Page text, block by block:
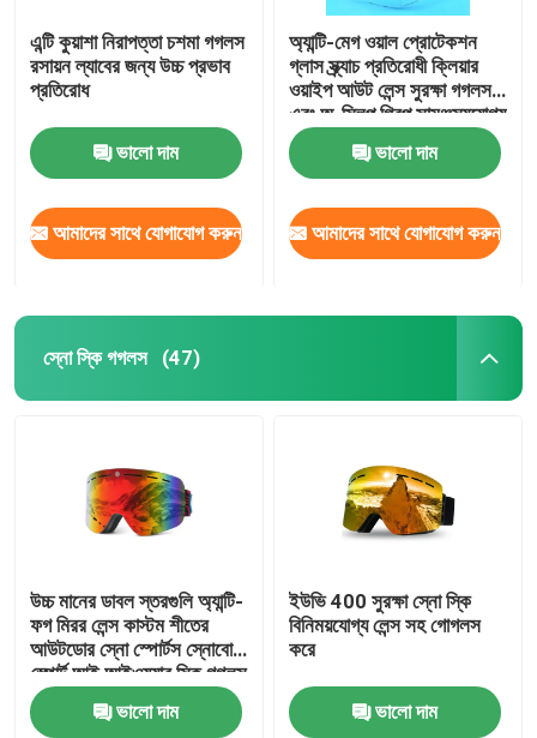
এন্টি কুয়াশা নিরাপত্তা চশমা গগলস
রসায়ন ল্যাবের জন্য উচ্চ প্রভাব
প্রতিরোধ
ভালো দাম
আমাদের সাথে যোগাযোগ করুন
অ্যান্টি-মেগ ওয়াল প্রোটেকশন
গ্লাস স্ক্র্যাচ প্রতিরোধী ক্লিয়ার
ওয়াইপ আউট লেন্স সুরক্ষা গগলস
এবং অ-স্লিপ গ্রিপ সামঞ্জস্যযোগ্য
মন্দির ল্যাব গগলস
ভালো দাম
আমাদের সাথে যোগাযোগ করুন
স্নো স্কি গগলস (47)
উচ্চ মানের ডাবল স্তরগুলি অ্যান্টি-
ফগ মিরর লেন্স কাস্টম শীতের
আউটডোর স্নো স্পোর্টস স্নোবোর্ড
স্পোর্ট আই আইওয়্যার স্কি গগলস
ভালো দাম
ইউভি 400 সুরক্ষা স্নো স্কি
বিনিময়যোগ্য লেন্স সহ গোগলস
করে
ভালো দাম